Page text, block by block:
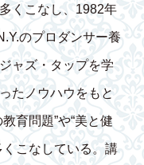
くこなし、1982年
のプロダンサー養
ャズ・タップを学
たノウハウをもと
育問題”や“美と健
こなしている。講